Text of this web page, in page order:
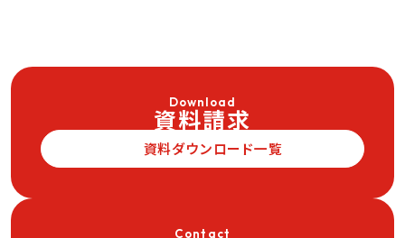
Download
資料請求
資料ダウンロード一覧
Contact